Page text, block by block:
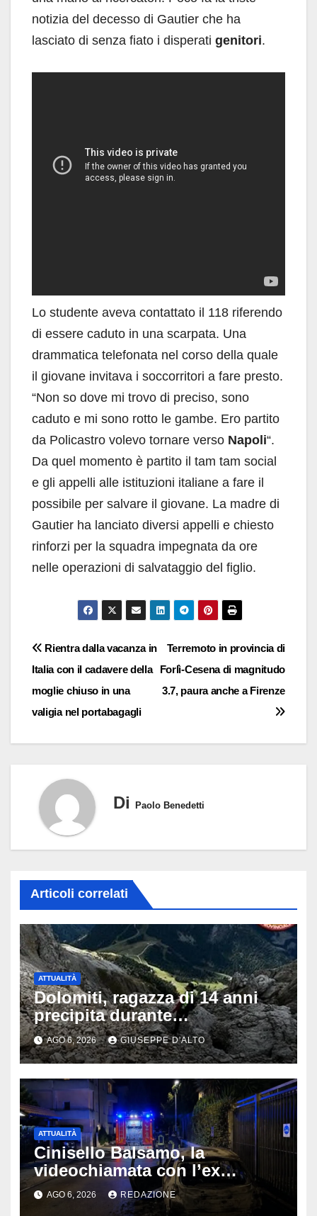
notizia del decesso di Gautier che ha
lasciato di senza fiato i disperati genitori.
Lo studente aveva contattato il 118 riferendo
di essere caduto in una scarpata. Una
drammatica telefonata nel corso della quale
il giovane invitava i soccorritori a fare presto.
“Non so dove mi trovo di preciso, sono
caduto e mi sono rotto le gambe. Ero partito
da Policastro volevo tornare verso Napoli“.
Da quel momento è partito il tam tam social
e gli appelli alle istituzioni italiane a fare il
possibile per salvare il giovane. La madre di
Gautier ha lanciato diversi appelli e chiesto
rinforzi per la squadra impegnata da ore
nelle operazioni di salvataggio del figlio.
Navigazione
articoli
Terremoto in provincia di
Forlì-Cesena di magnitudo
3.7, paura anche a Firenze
Rientra dalla vacanza in
Italia con il cadavere della
moglie chiuso in una
valigia nel portabagagli
Di Paolo Benedetti
Articoli correlati
ATTUALITÀ
Dolomiti, ragazza di 14 anni
precipita durante
un’escursione: tragedia sul
Latemar davanti alla famiglia
AGO 6, 2026 GIUSEPPE D'ALTO
ATTUALITÀ
Cinisello Balsamo, la
videochiamata con l’ex
fidanzata e il dramma: 35enne
lotta tra la vita e la morte
AGO 6, 2026 REDAZIONE